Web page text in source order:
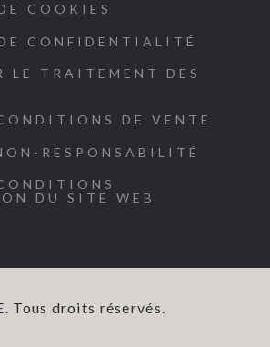
COOKIES
CONFIDENTIALITÉ
LE TRAITEMENT DES
DE VENTE
RESPONSABILITÉ
DU SITE WEB
Tous droits réservés.